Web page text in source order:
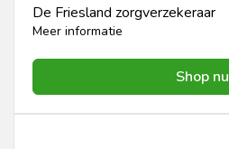
De Friesland zorgverzekeraar
Meer informatie
Shop nu